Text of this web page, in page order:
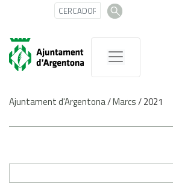
Ajuntament d'Argentona/Marcs/2021